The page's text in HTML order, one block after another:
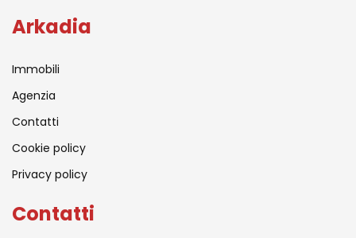
Arkadia
Immobili
Agenzia
Contatti
Cookie policy
Privacy policy
Contatti